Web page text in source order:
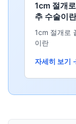
1cm 절개
추 수술이란
1cm 절개로
이란
자세히 보기